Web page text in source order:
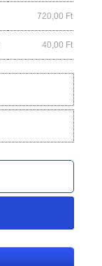
720,00 Ft
40,00 Ft